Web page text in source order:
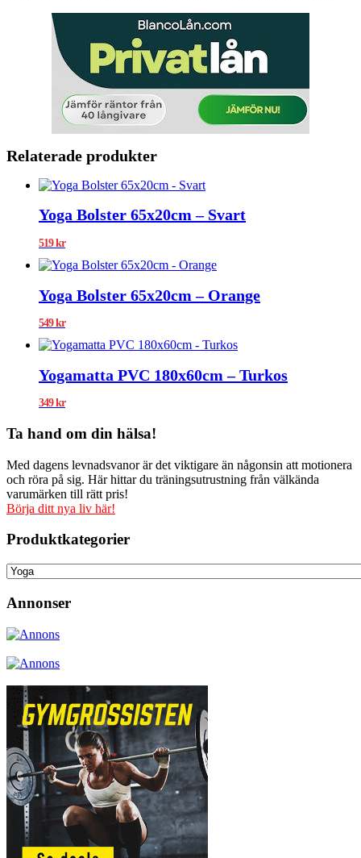
Relaterade produkter
Yoga Bolster 65x20cm – Svart
519kr
Yoga Bolster 65x20cm – Orange
549kr
Yogamatta PVC 180x60cm – Turkos
349kr
Ta hand om din hälsa!
Med dagens levnadsvanor är det viktigare än någonsin att motionera
och röra på sig. Här hittar du träningsutrustning från välkända
varumärken till rätt pris!
Börja ditt nya liv här!
Produktkategorier
Annonser